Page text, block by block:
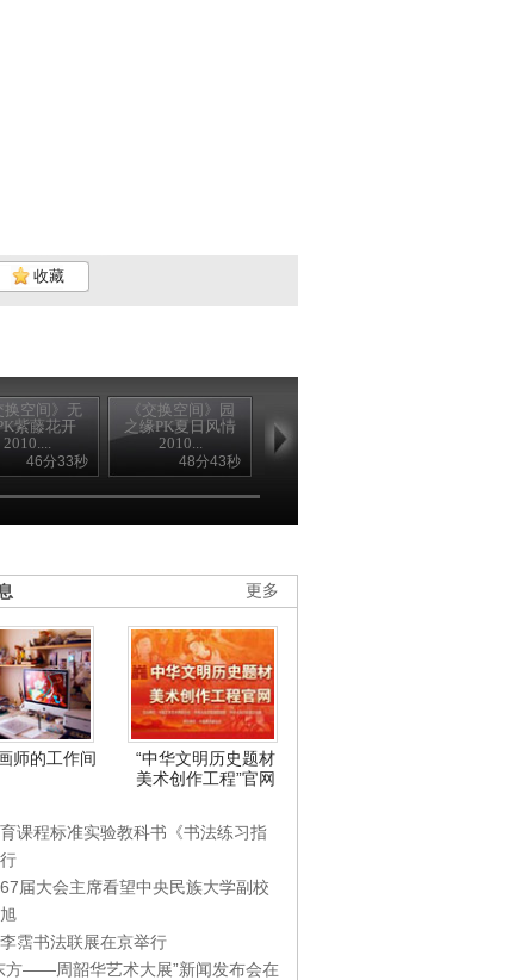
收藏
换空间》无
紫藤花开
2010....
46分33秒
《交换空间》园
之缘PK夏日风情
2010...
48分43秒
洋之心PK彩虹空
更多
师的工作间
“中华文明历史题材
美术创作工程”官网
课程标准实验教科书《书法练习指
届大会主席看望中央民族大学副校
霑书法联展在京举行
方——周韶华艺术大展”新闻发布会在